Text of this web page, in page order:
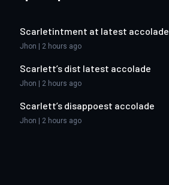
Scarletintment at latest accolade
Jhon | 2 hours ago
Scarlett’s dist latest accolade
Jhon | 2 hours ago
Scarlett’s disappoest accolade
Jhon | 2 hours ago